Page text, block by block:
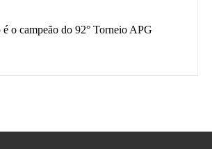
é o campeão do 92° Torneio APG